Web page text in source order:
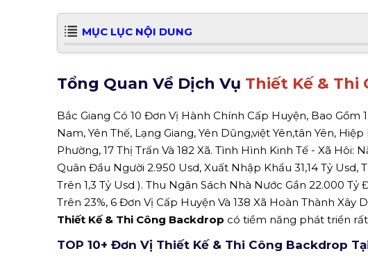
MỤC LỤC NỘI DUNG
Tổng Quan Về Dịch Vụ Thiết Kế & Thi
Bắc Giang Có 10 Đơn Vị Hành Chính Cấp Huyện, Bao Gồm
Nam, Yên Thế, Lạng Giang, Yên Dũng,việt Yên,tân Yên,
Phường, 17 Thị Trấn Và 182 Xã. Tình Hình Kinh Tế - Xã Hôi:
Quân Đầu Người 2.950 Usd, Xuất Nhập Khẩu 31,14 Tỷ
Trên 1,3 Tỷ Usd ). Thu Ngân Sách Nhà Nước Gần 22.000
Trên 23%, 6 Đơn Vị Cấp Huyện Và 138 Xã Hoàn Thành
Thiết Kế & Thi Công Backdrop có tiềm năng phát triển
TOP 10+ Đơn Vị Thiết Kế & Thi Công Backdrop